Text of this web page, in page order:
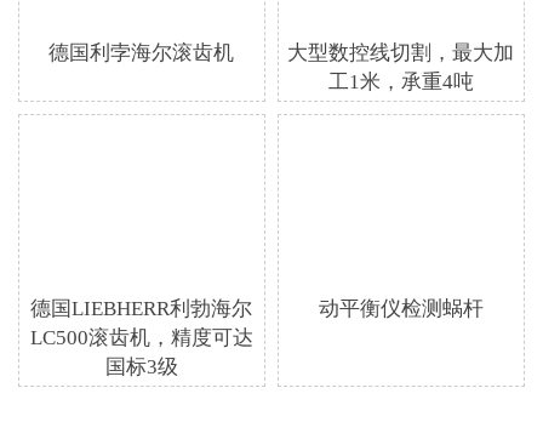
德国利孛海尔滚齿机
大型数控线切割，最大加
工1米，承重4吨
德国LIEBHERR利勃海尔
LC500滚齿机，精度可达
国标3级
动平衡仪检测蜗杆